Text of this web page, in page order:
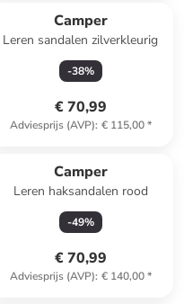
Camper
Leren sandalen zilverkleurig
-38%
€ 70,99
Adviesprijs (AVP): € 115,00*
Camper
Leren haksandalen rood
-49%
€ 70,99
Adviesprijs (AVP): € 140,00*